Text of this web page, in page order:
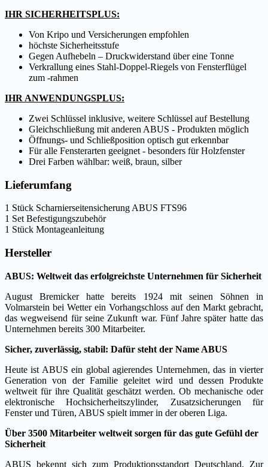
IHR SICHERHEITSPLUS:
Von Kripo und Versicherungen empfohlen
höchste Sicherheitsstufe
Gegen Aufhebeln – Druckwiderstand über eine Tonne
Verkrallung eines Stahl-Doppel-Riegels von Fensterflügel
zum -rahmen
IHR ANWENDUNGSPLUS:
Zwei Schlüssel inklusive, weitere Schlüssel auf Bestellung
Gleichschließung mit anderen ABUS - Produkten möglich
Öffnungs- und Schließposition optisch gut erkennbar
Für alle Fensterarten geeignet - besonders für Holzfenster
Drei Farben wählbar: weiß, braun, silber
Lieferumfang
1 Stück Scharnierseitensicherung ABUS FTS96
1 Set Befestigungszubehör
1 Stück Montageanleitung
Hersteller
ABUS: Weltweit das erfolgreichste Unternehmen für Sicherheit
August Bremicker hatte bereits 1924 mit seinen Söhnen in
Volmarstein bei Wetter ein Vorhangschloss auf den Markt gebracht,
das wegweisend für seine Zukunft war. Fünf Jahre später hatte das
Unternehmen bereits 300 Mitarbeiter.
Sicher, zuverlässig, stabil: Dafür steht der Name ABUS
Heute ist ABUS ein global agierendes Unternehmen, das in vierter
Generation von der Familie geleitet wird und dessen Produkte
weltweit für ihre Qualität geschätzt werden. Ob mechanische oder
elektronische Hochsicherheitszylinder, Zusatzsicherungen für
Fenster und Türen, ABUS spielt immer in der oberen Liga.
Über 3500 Mitarbeiter weltweit sorgen für das gute Gefühl der
Sicherheit
ABUS bekennt sich zum Produktionsstandort Deutschland. Zur